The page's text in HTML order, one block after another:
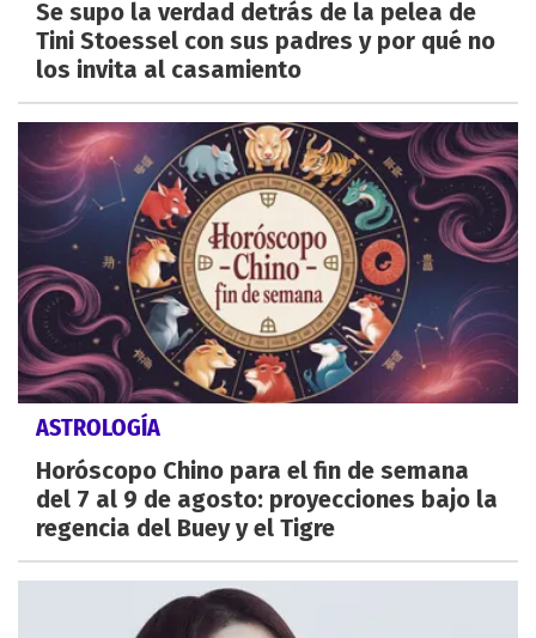
Se supo la verdad detrás de la pelea de
Tini Stoessel con sus padres y por qué no
los invita al casamiento
ASTROLOGÍA
Horóscopo Chino para el fin de semana
del 7 al 9 de agosto: proyecciones bajo la
regencia del Buey y el Tigre